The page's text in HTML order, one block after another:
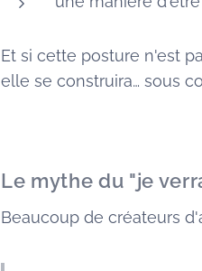
Et si cette posture n'est
elle se construira… sous
Le mythe du "je
Beaucoup de créateurs